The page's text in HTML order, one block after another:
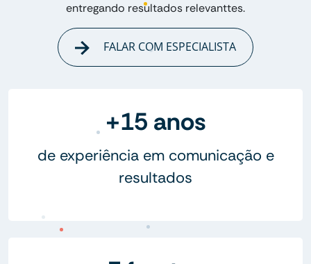
entregando resultados relevanttes.
FALAR COM ESPECIALISTA
+15 anos
de experiência em comunicação e
resultados